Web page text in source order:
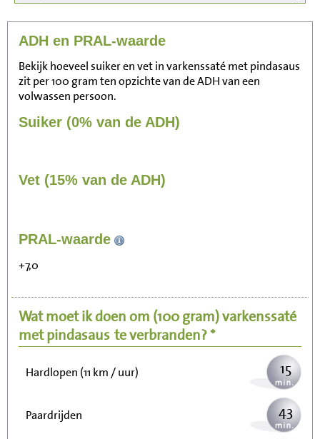
ADH en PRAL-waarde
Bekijk hoeveel suiker en vet in varkenssaté met pindasaus
zit per 100 gram ten opzichte van de ADH van een
volwassen persoon.
Suiker (0% van de ADH)
Vet (15% van de ADH)
PRAL-waarde
+7,0
Wat moet ik doen om (100 gram)varkenssaté
met pindasaus te verbranden? *
Zitten, tv kijken
Wandelen (5 km/uur) 38
Hardlopen (11 km / uur) 15
Paardrijden 43